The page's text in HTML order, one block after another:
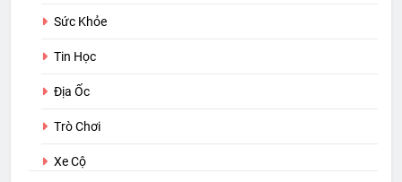
Sức Khỏe
Tin Học
Địa Ốc
Trò Chơi
Xe Cộ